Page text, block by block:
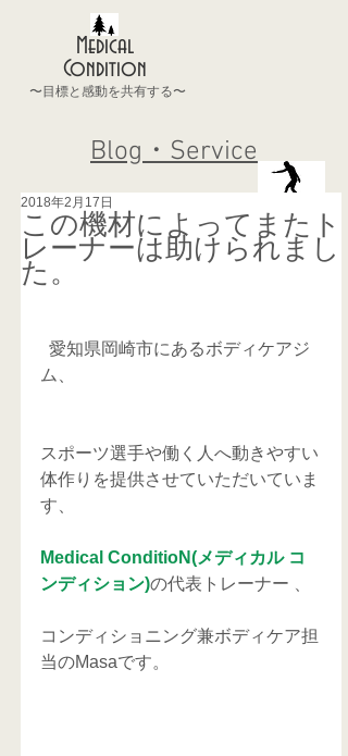
Medical
Condition
〜目標と感動を共有する〜
Blog・Service
この機材によってまたト
レーナーは助けられまし
た。
2018年2月17日
ム、
スポーツ選手や働く人へ動きやすい
体作りを提供させていただいていま
す、
Medical ConditioN(メディカル コ
ンディション)の代表トレーナー 、
コンディショニング兼ボディケア担
当のMasaです。